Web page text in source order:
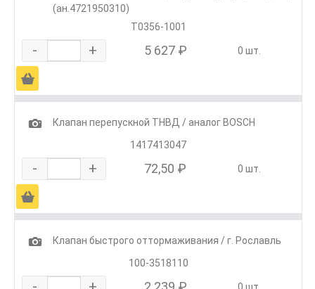
(ан.4721950310)
Т0356-1001
- + 5 627 ₽ 0 шт.
Ä
1
Клапан перепускной ТНВД / аналог BOSCH
1417413047
- + 72,50 ₽ 0 шт.
Ä
1
Клапан быстрого оттормаживания / г. Рославль
100-3518110